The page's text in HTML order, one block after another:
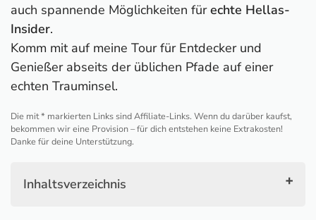
auch spannende Möglichkeiten fürechte Hellas-
Insider.
Komm mit auf meine Tour für Entdecker und
Genießer abseits der üblichen Pfade auf einer
echten Trauminsel.
Die mit * markierten Links sind Affiliate-Links. Wenn du darüber kaufst,
bekommen wir eine Provision – für dich entstehen keine Extrakosten!
Danke für deine Unterstützung.
Inhaltsverzeichnis